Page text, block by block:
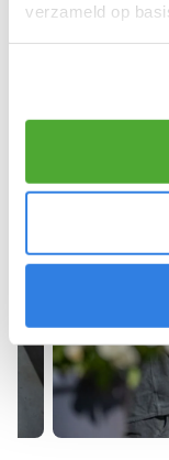
verzameld op
Meld je